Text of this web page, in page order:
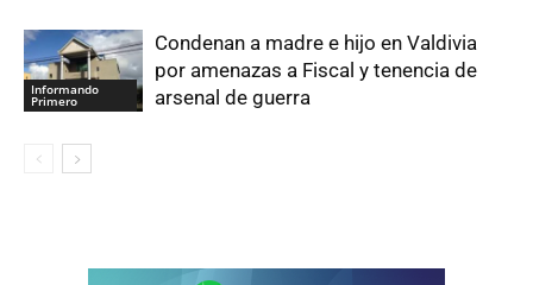
Informando
Primero
Condenan a madre e hijo en Valdivia
por amenazas a Fiscal y tenencia de
arsenal de guerra